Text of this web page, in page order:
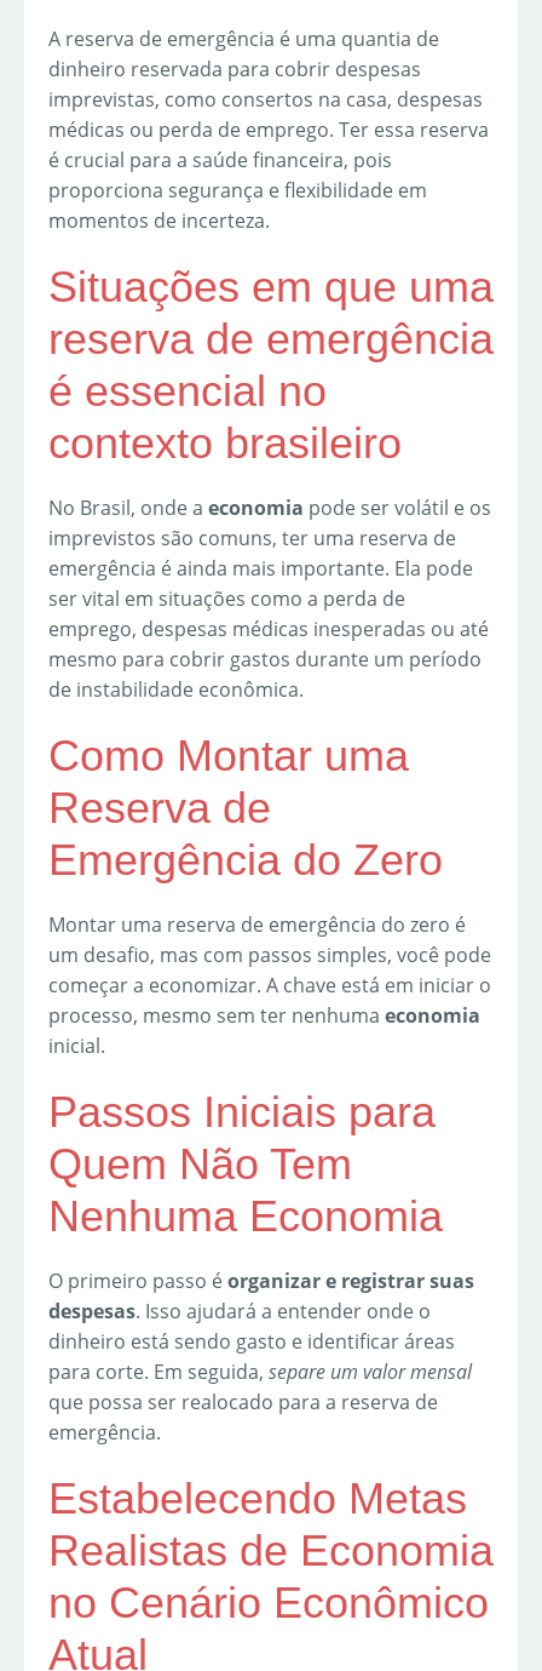
A reserva de emergência é uma quantia de
dinheiro reservada para cobrir despesas
imprevistas, como consertos na casa, despesas
médicas ou perda de emprego. Ter essa reserva
é crucial para a saúde financeira, pois
proporciona segurança e flexibilidade em
momentos de incerteza.
Situações em que uma
reserva de emergência
é essencial no
contexto brasileiro
No Brasil, onde a economia pode ser volátil e os
imprevistos são comuns, ter uma reserva de
emergência é ainda mais importante. Ela pode
ser vital em situações como a perda de
emprego, despesas médicas inesperadas ou até
mesmo para cobrir gastos durante um período
de instabilidade econômica.
Como Montar uma
Reserva de
Emergência do Zero
Montar uma reserva de emergência do zero é
um desafio, mas com passos simples, você pode
começar a economizar. A chave está em iniciar o
processo, mesmo sem ter nenhuma economia
inicial.
Passos Iniciais para
Quem Não Tem
Nenhuma Economia
O primeiro passo éorganizar e registrar suas
despesas. Isso ajudará a entender onde o
dinheiro está sendo gasto e identificar áreas
para corte. Em seguida, separe um valor mensal
que possa ser realocado para a reserva de
emergência.
Estabelecendo Metas
Realistas de Economia
no Cenário Econômico
Atual